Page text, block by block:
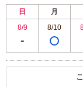
日 月
8/9
8/10